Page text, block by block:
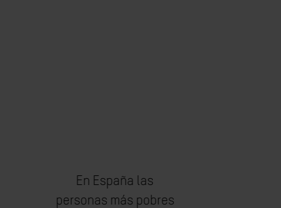
En España las
personas más pobres